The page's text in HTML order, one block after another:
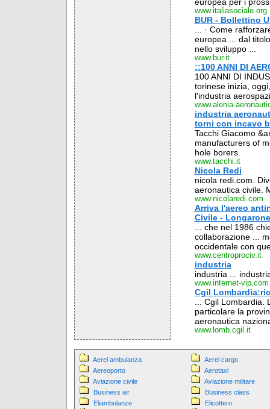
www.italiasociale.org
BUR - Bollettino
... · Come
europea ... dal
nello sviluppo ...
www.bur.it
::100 ANNI DI
100 ANNI DI
torinese inizia,
l'industria
www.alenia-
industria
torni con incavo
Tacchi Giacomo
manufacturers of
hole borers.
www.tacchi.it
Nicola Redi
nicola redi.com.
aeronautica civile.
www.nicolaredi.com
Arriva l'aereo
Civile -
... che nel 1986
collaborazione ...
occidentale con
www.centroprociv.it
industria
industria ...
www.internet-vip.com
Cgil
... Cgil
particolare la
aeronautica
www.lomb.cgil.it
Aerei ambulanza
Aerei cargo
Aereoporto
Aerotaxi
Aviazione civile
Aviazione militare
Business air
Business class
Eliambulanze
Elicottero